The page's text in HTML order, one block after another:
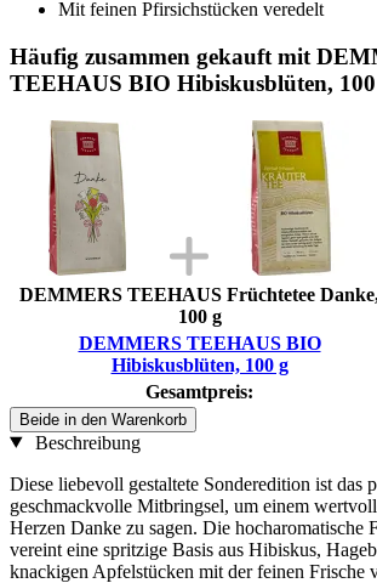
Mit feinen Pfirsichstücken veredelt
Häufig zusammen gekauft mit
TEEHAUS BIO Hibiskusblüten,
DEMMERS TEEHAUS Früchtetee
100 g
DEMMERS TEEHAUS BIO
Hibiskusblüten, 100 g
Gesamtpreis:
Beide in den Warenkorb
Beschreibung
Diese liebevoll gestaltete Sonderedition ist das
geschmackvolle Mitbringsel, um einem
Herzen Danke zu sagen. Die hocharomatische
vereint eine spritzige Basis aus Hibiskus,
knackigen Apfelstücken mit der feinen Frische